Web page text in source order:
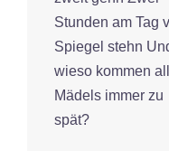
Stunden am Tag
Spiegel stehn
wieso kommen
Mädels immer zu
spät?